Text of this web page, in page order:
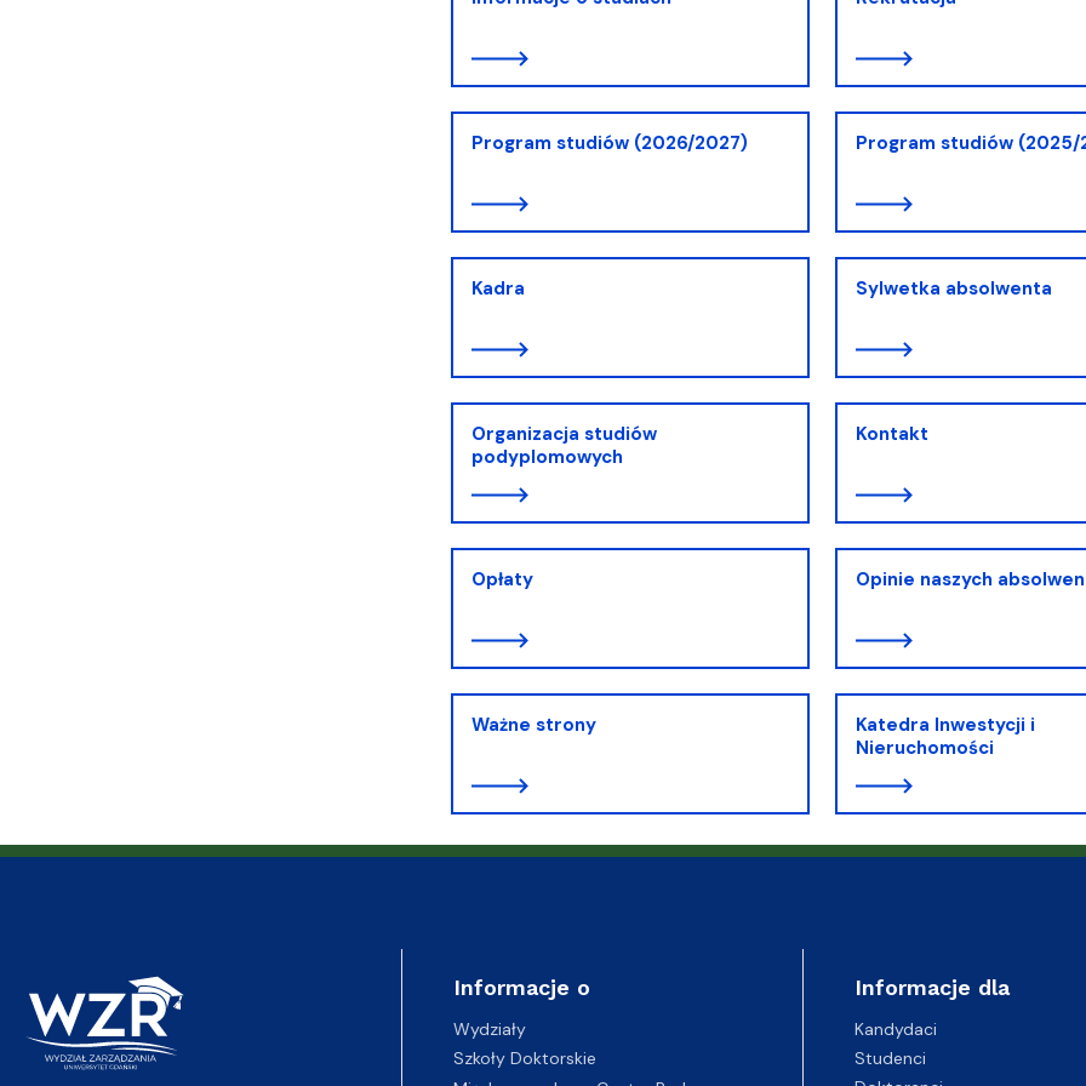
Program studiów (2026/2027) Program studiów (2025/
Kadra Sylwetka absolwenta
Organizacja studiów
podyplomowych
Kontakt
Opłaty Opinie naszych
Ważne strony
Katedra Inwestycji i
Nieruchomości
Informacje o
Wydziały
Szkoły Doktorskie
Informacje dla
Kandydaci
Studenci